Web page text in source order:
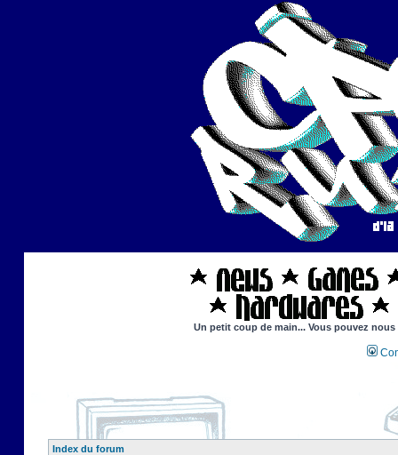
Un petit coup de main... Vous pouvez
Index du forum